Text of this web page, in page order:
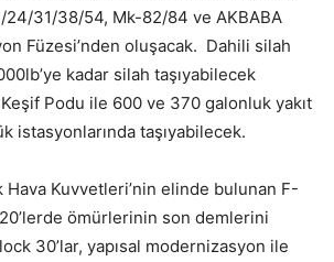
24/31/38/54, Mk-82/84 ve AKBABA
Füzesi’nden oluşacak. Dahili silah
kadar silah taşıyabilecek
Podu ile 600 ve 370 galonluk yakıt
istasyonlarında taşıyabilecek.
Hava Kuvvetleri’nin elinde bulunan F-
ömürlerinin son demlerini
30’lar, yapısal modernizasyon ile